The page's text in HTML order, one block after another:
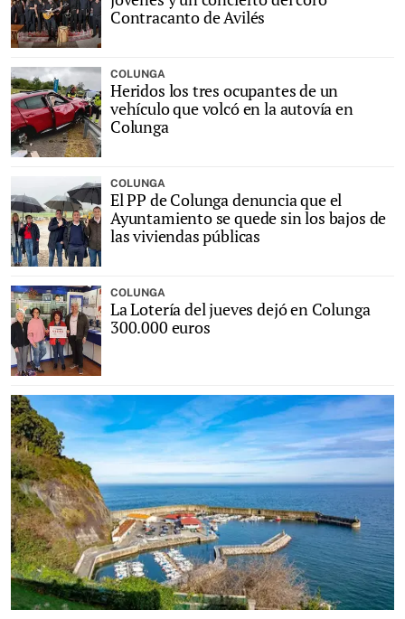
Contracanto de Avilés
COLUNGA
Heridos los tres ocupantes de un
vehículo que volcó en la autovía en
Colunga
COLUNGA
El PP de Colunga denuncia que el
Ayuntamiento se quede sin los bajos de
las viviendas públicas
COLUNGA
La Lotería del jueves dejó en Colunga
300.000 euros